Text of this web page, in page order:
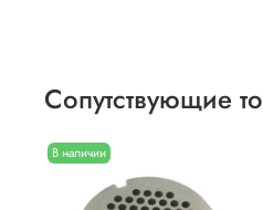
Сопутствующие
В наличии